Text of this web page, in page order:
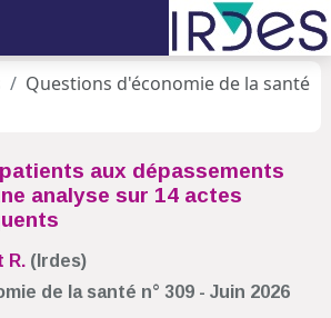
Questions d'économie de la santé
aux dépassements
analyse sur 14 actes
R. (Irdes)
de la santé n° 309 - Juin 2026